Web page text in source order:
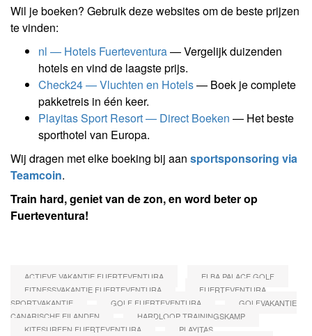
Wil je boeken? Gebruik deze websites om de beste prijzen
te vinden:
nl — Hotels Fuerteventura— Vergelijk duizenden
hotels en vind de laagste prijs.
Check24 — Vluchten en Hotels— Boek je complete
pakketreis in één keer.
Playitas Sport Resort — Direct Boeken — Het beste
sporthotel van Europa.
Wij dragen met elke boeking bij aan sportsponsoring via
Teamcoin.
Train hard, geniet van de zon, en word beter op
Fuerteventura!
ACTIEVE VAKANTIE FUERTEVENTURA
ELBA PALACE GOLF
FITNESSVAKANTIE FUERTEVENTURA
FUERTEVENTURA
SPORTVAKANTIE
GOLF FUERTEVENTURA
GOLFVAKANTIE
CANARISCHE EILANDEN
HARDLOOP TRAININGSKAMP
KITESURFEN FUERTEVENTURA
PLAYITAS